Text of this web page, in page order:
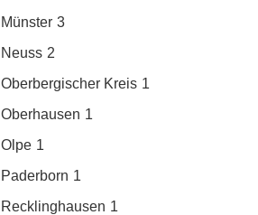
Münster 3
Neuss 2
Oberbergischer Kreis 1
Oberhausen 1
Olpe 1
Paderborn 1
Recklinghausen 1